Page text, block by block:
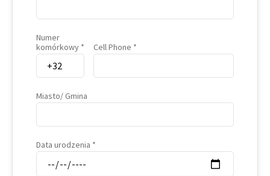
Numer
komórkowy
Cell Phone
Miasto/ Gmina
Data urodzenia